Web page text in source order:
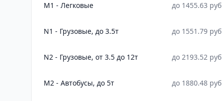
M1 - Легковые до 1455.63 руб
N1 - Грузовые, до 3.5т до 1551.79 руб
N2 - Грузовые, от 3.5 до 12т до 2193.52 руб
M2 - Автобусы, до 5т до 1880.48 руб